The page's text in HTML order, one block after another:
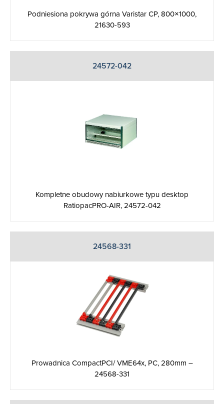
Podniesiona pokrywa górna Varistar CP, 800×1000,
21630-593
24572-042
Kompletne obudowy nabiurkowe typu desktop
RatiopacPRO-AIR, 24572-042
24568-331
Prowadnica CompactPCI/ VME64x, PC, 280mm –
24568-331